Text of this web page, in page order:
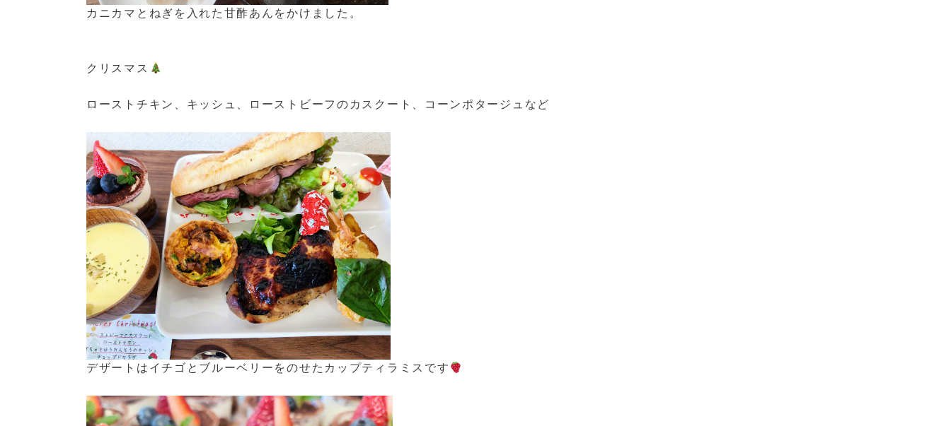
カニカマとねぎを入れた甘酢あんをかけました。
クリスマス
ローストチキン、キッシュ、ローストビーフのカスクート、コーンポタージュなど
デザートはイチゴとブルーベリーをのせたカップティラミスです